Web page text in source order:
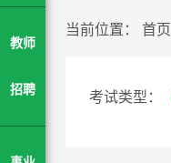
教师
招聘
当前位置： 首页
考试类型：